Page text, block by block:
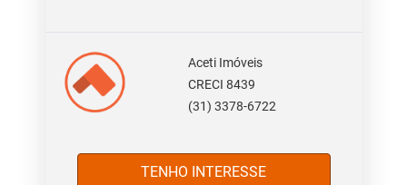
Aceti Imóveis
CRECI 8439
(31) 3378-6722
TENHO INTERESSE